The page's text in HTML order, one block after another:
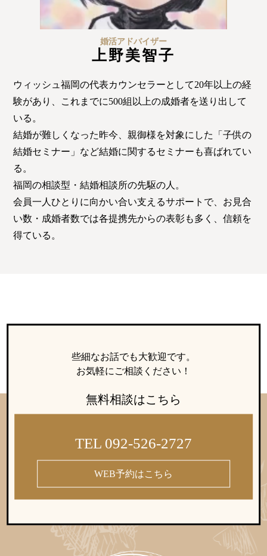
婚活アドバイザー
上野美智子
ウィッシュ福岡の代表カウンセラーとして20年以上の経
験があり、これまでに500組以上の成婚者を送り出して
いる。
結婚が難しくなった昨今、親御様を対象にした「子供の
結婚セミナー」など結婚に関するセミナーも喜ばれてい
る。
福岡の相談型・結婚相談所の先駆の人。
会員一人ひとりに向かい合い支えるサポートで、お見合
い数・成婚者数では各提携先からの表彰も多く、信頼を
得ている。
些細なお話でも大歓迎です。
お気軽にご相談ください！
無料相談はこちら
TEL 092-526-2727
WEB予約はこちら